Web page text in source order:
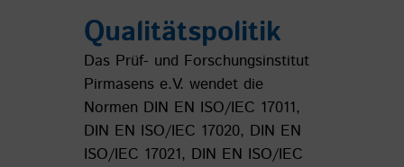
Qualitätspolitik
Das Prüf- und Forschungsinstitut
Pirmasens e.V. wendet die
Normen DIN EN ISO/IEC 17011,
DIN EN ISO/IEC 17020, DIN EN
ISO/IEC 17021, DIN EN ISO/IEC